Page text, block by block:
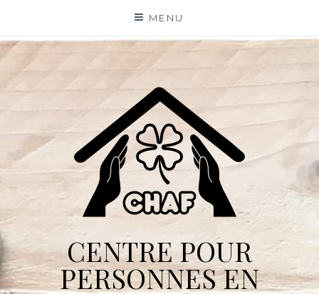
content
MENU
CENTRE POUR
PERSONNES EN